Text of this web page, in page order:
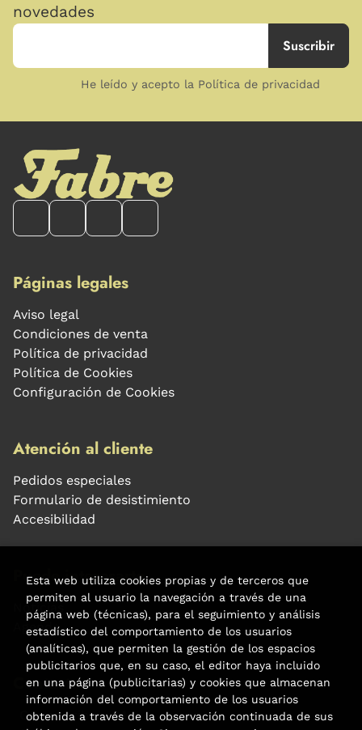
novedades
He leído y acepto la Política de privacidad
Páginas legales
Aviso legal
Condiciones de venta
Política de privacidad
Política de Cookies
Configuración de Cookies
Atención al cliente
Pedidos especiales
Formulario de desistimiento
Accesibilidad
Puede interesarte
Noticias
Agenda
Contacto
Carrer Aribau, 84
Esta web utiliza cookies propias y de terceros que
permiten al usuario la navegación a través de una
página web (técnicas), para el seguimiento y análisis
estadístico del comportamiento de los usuarios
(analíticas), que permiten la gestión de los espacios
publicitarios que, en su caso, el editor haya incluido
en una página (publicitarias) y cookies que almacenan
información del comportamiento de los usuarios
obtenida a través de la observación continuada de sus